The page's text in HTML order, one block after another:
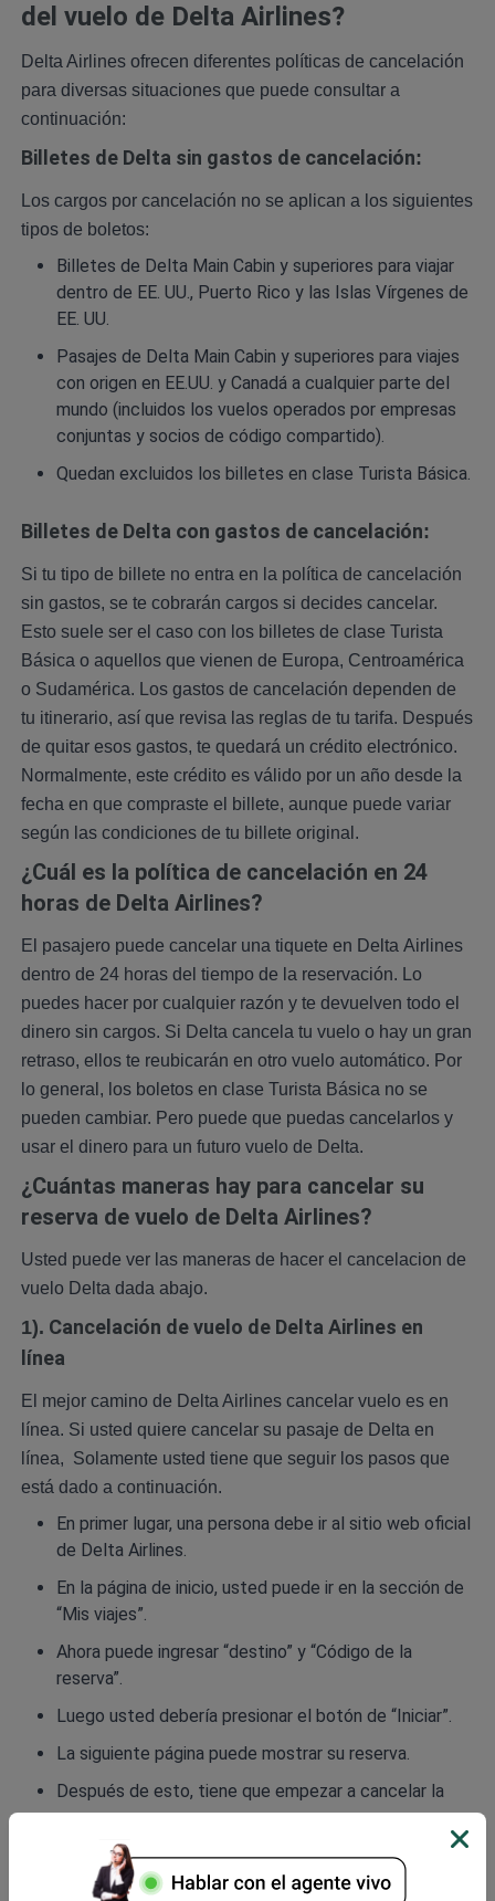
del vuelo de Delta Airlines?
Delta Airlines ofrecen diferentes políticas de cancelación
para diversas situaciones que puede consultar a
continuación:
Billetes de Delta sin gastos de cancelación:
Los cargos por cancelación no se aplican a los siguientes
tipos de boletos:
Billetes de Delta Main Cabin y superiores para viajar
dentro de EE. UU., Puerto Rico y las Islas Vírgenes de
EE. UU.
Pasajes de Delta Main Cabin y superiores para viajes
con origen en EE.UU. y Canadá a cualquier parte del
mundo (incluidos los vuelos operados por empresas
conjuntas y socios de código compartido).
Quedan excluidos los billetes en clase Turista Básica.
Billetes de Delta con gastos de cancelación:
Si tu tipo de billete no entra en la política de cancelación
sin gastos, se te cobrarán cargos si decides cancelar.
Esto suele ser el caso con los billetes de clase Turista
Básica o aquellos que vienen de Europa, Centroamérica
o Sudamérica. Los gastos de cancelación dependen de
tu itinerario, así que revisa las reglas de tu tarifa. Después
de quitar esos gastos, te quedará un crédito electrónico.
Normalmente, este crédito es válido por un año desde la
fecha en que compraste el billete, aunque puede variar
según las condiciones de tu billete original.
¿Cuál es la política de cancelación en 24
horas de Delta Airlines?
El pasajero puede cancelar una tiquete en Delta Airlines
dentro de 24 horas del tiempo de la reservación. Lo
puedes hacer por cualquier razón y te devuelven todo el
dinero sin cargos. Si Delta cancela tu vuelo o hay un gran
retraso, ellos te reubicarán en otro vuelo automático. Por
lo general, los boletos en clase Turista Básica no se
pueden cambiar. Pero puede que puedas cancelarlos y
usar el dinero para un futuro vuelo de Delta.
¿Cuántas maneras hay para cancelar su
reserva de vuelo de Delta Airlines?
Usted puede ver las maneras de hacer el cancelacion de
vuelo Delta dada abajo.
1). Cancelación de vuelo de Delta Airlines en
línea
El mejor camino de Delta Airlines cancelar vuelo es en
línea. Si usted quiere cancelar su pasaje de Delta en
línea, Solamente usted tiene que seguir los pasos que
está dado a continuación.
En primer lugar, una persona debe ir al sitio web oficial
de DeltaAirlines.
En la página de inicio, usted puede ir en la sección de
“Mis viajes”.
Ahora puede ingresar “destino” y “Código de la
reserva”.
Luego usted debería presionar el botón de “Iniciar”.
La siguiente página puede mostrar su reserva.
Después de esto, tiene que empezar a cancelar la
reserva.
Entonces necesita pagar la tarifa de la cancelación
del vuelo por las tarjetas de créditos o débitos.